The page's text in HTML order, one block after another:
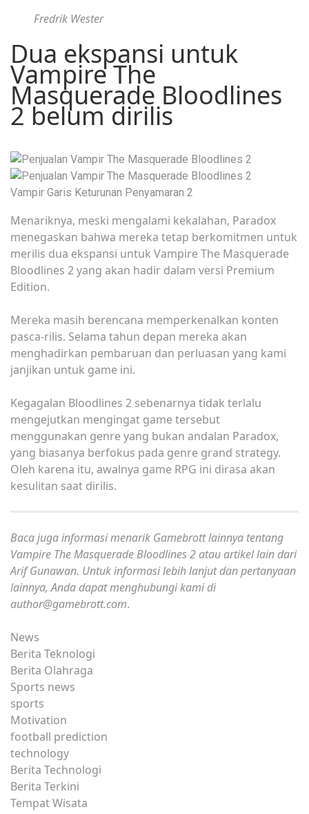
Fredrik Wester
Dua ekspansi untuk
Vampire The
Masquerade Bloodlines
2 belum dirilis
Vampir Garis Keturunan Penyamaran 2
Menariknya, meski mengalami kekalahan, Paradox
menegaskan bahwa mereka tetap berkomitmen untuk
merilis dua ekspansi untuk Vampire The Masquerade
Bloodlines 2 yang akan hadir dalam versi Premium
Edition.
Mereka masih berencana memperkenalkan konten
pasca-rilis. Selama tahun depan mereka akan
menghadirkan pembaruan dan perluasan yang kami
janjikan untuk game ini.
Kegagalan Bloodlines 2 sebenarnya tidak terlalu
mengejutkan mengingat game tersebut
menggunakan genre yang bukan andalan Paradox,
yang biasanya berfokus pada genre grand strategy.
Oleh karena itu, awalnya game RPG ini dirasa akan
kesulitan saat dirilis.
Baca juga informasi menarik Gamebrott lainnya tentang
Vampire The Masquerade Bloodlines 2 atau artikel lain dari
Arif Gunawan. Untuk informasi lebih lanjut dan pertanyaan
lainnya, Anda dapat menghubungi kami di
author@gamebrott.com.
News
Berita Teknologi
Berita Olahraga
Sports news
sports
Motivation
football prediction
technology
Berita Technologi
Berita Terkini
Tempat Wisata